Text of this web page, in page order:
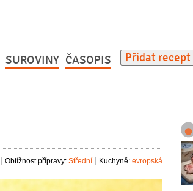
SUROVINY ČASOPIS Přidat recept
Kuchyně: evropská
Obtížnost přípravy: Střední